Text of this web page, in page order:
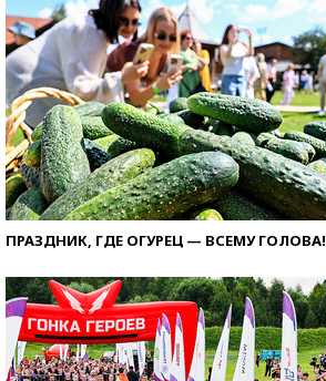
ПРАЗДНИК, ГДЕ ОГУРЕЦ — ВСЕМУ ГОЛОВА!